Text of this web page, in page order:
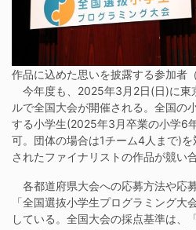
作品に込めた思いを披露する参加者
今年度も、2025年3月2日(日)に東
ルで全国大会が開催される。全国の
する小学生(2025年3月卒業の小学6
可。団体の場合は1チーム4人まで)
されたファイナリストの作品が競い合
各都道府県大会への応募方法や応
「全国選抜小学生プログラミング大
している。全国大会の採点基準は、